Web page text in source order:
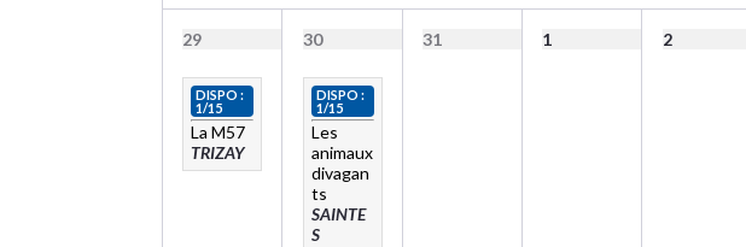
29
DISPO :
1/15
La M57
TRIZAY
30
DISPO :
1/15
Les
animaux
divagan
ts
SAINTE
S
31 1 2